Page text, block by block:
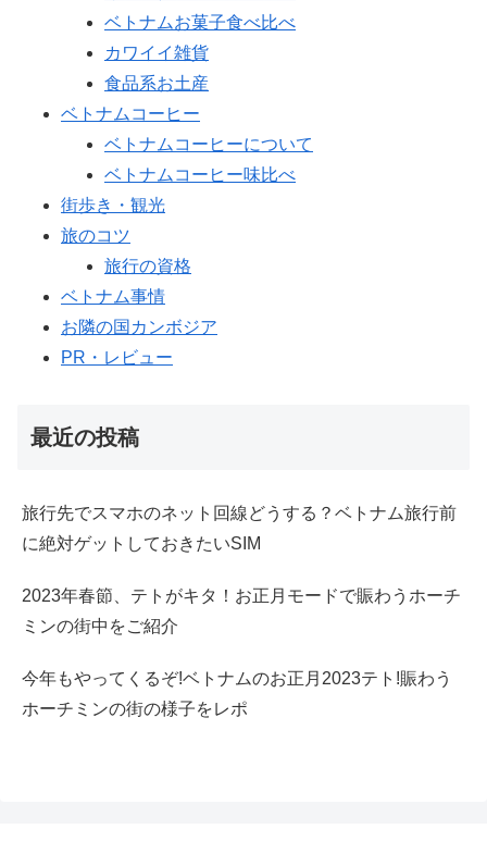
ベトナムお菓子食べ比べ
カワイイ雑貨
食品系お土産
ベトナムコーヒー
ベトナムコーヒーについて
ベトナムコーヒー味比べ
街歩き・観光
旅のコツ
旅行の資格
ベトナム事情
お隣の国カンボジア
PR・レビュー
最近の投稿
旅行先でスマホのネット回線どうする？ベトナム旅行前
に絶対ゲットしておきたいSIM
2023年春節、テトがキタ！お正月モードで賑わうホーチ
ミンの街中をご紹介
今年もやってくるぞ!ベトナムのお正月2023テト!賑わう
ホーチミンの街の様子をレポ